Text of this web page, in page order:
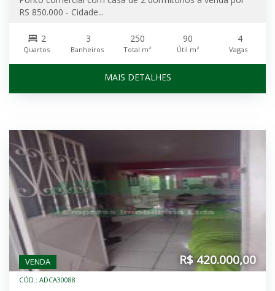
RS 850.000 - Cidade...
2
Quartos
3
Banheiros
250
Total m²
90
Útil m²
4
Vagas
MAIS DETALHES
VENDA R$ 420.000,00
CÓD.: ADCA30088